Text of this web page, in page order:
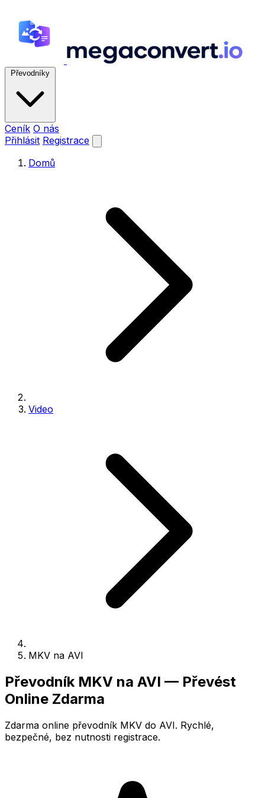
Převodníky
Ceník O nás
Přihlásit Registrace
Domů
Video
MKV na AVI
Převodník MKV na AVI — Převést
Online Zdarma
Zdarma online převodník MKV do AVI. Rychlé,
bezpečné, bez nutnosti registrace.